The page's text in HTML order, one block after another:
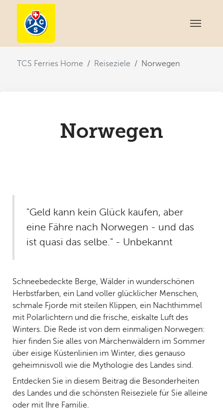
TCS Ferries Home Reiseziele Norwegen
Norwegen
"Geld kann kein Glück kaufen, aber
eine Fähre nach Norwegen - und das
ist quasi das selbe." - Unbekannt
Schneebedeckte Berge, Wälder in wunderschönen
Herbstfarben, ein Land voller glücklicher Menschen,
schmale Fjorde mit steilen Klippen, ein Nachthimmel
mit Polarlichtern und die frische, eiskalte Luft des
Winters. Die Rede ist von dem einmaligen Norwegen:
hier finden Sie alles von Märchenwäldern im Sommer
über eisige Küstenlinien im Winter, dies genauso
geheimnisvoll wie die Mythologie des Landes sind.
Entdecken Sie in diesem Beitrag die Besonderheiten
des Landes und die schönsten Reiseziele für Sie alleine
oder mit Ihre Familie.